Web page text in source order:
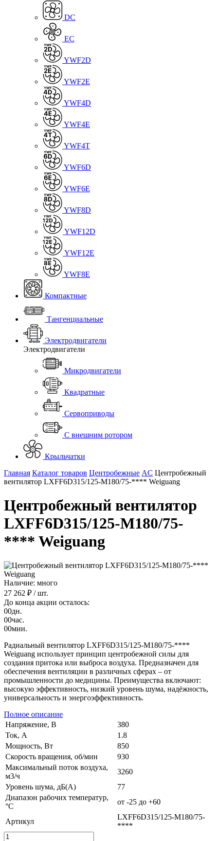
DC
EC
YWF2D
YWF2E
YWF4D
YWF4E
YWF4T
YWF6D
YWF6E
YWF8D
YWF12D
YWF12E
YWF8E
Компактные
Тангенциальные
Электродвигатели
Электродвигатели
Микродвигатели
Квадратные
Сервоприводы
С внешним ротором
Крыльчатки
Главная Каталог товаров Центробежные AC Центробежный
вентилятор LXFF6D315/125-M180/75-**** Weiguang
Центробежный вентилятор
LXFF6D315/125-M180/75-
**** Weiguang
Наличие: много
27 262 ₽ / шт.
До конца акции осталось:
00дн.
00час.
00мин.
Радиальный вентилятор LXFF6D315/125-M180/75-****
Weiguang использует принцип центробежной силы для
создания притока или выброса воздуха. Предназначен для
обеспечения вентиляции в различных сферах – от
промышленности до медицины. Преимущества включают:
высокую эффективность, низкий уровень шума, надёжность,
универсальность и энергоэффективность.
Полное описание
Напряжение, В
380
Ток, А
1.8
Мощность, Вт
850
Скорость вращения, об/мин
930
Максимальный поток воздуха,
м3/ч
3260
Уровень шума, дБ(А)
77
Диапазон рабочих температур,
°C
от -25 до +60
Артикул
LXFF6D315/125-M180/75-
****